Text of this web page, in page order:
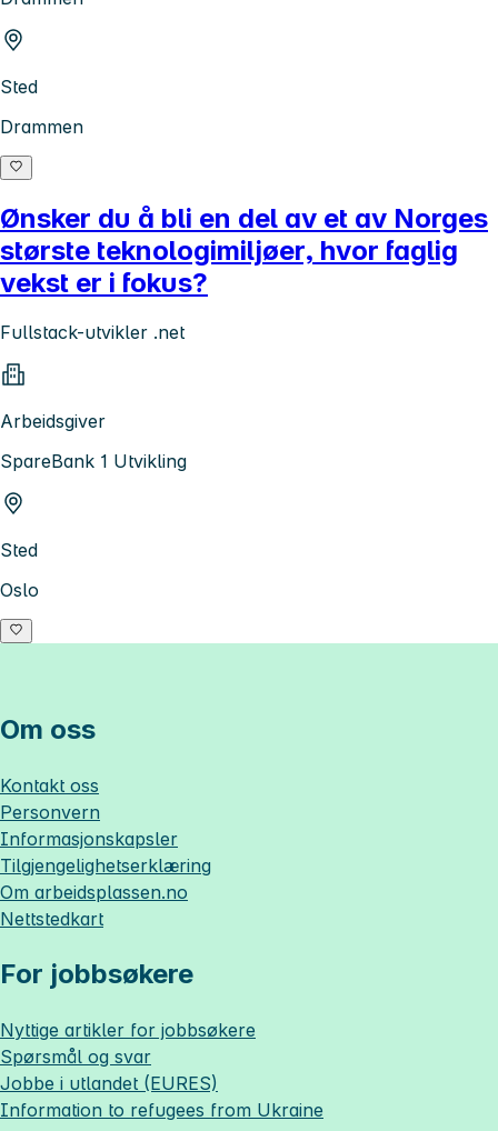
Sted
Drammen
Ønsker du å bli en del av et av Norges
største teknologimiljøer, hvor faglig
vekst er i fokus?
Fullstack-utvikler .net
Arbeidsgiver
SpareBank 1 Utvikling
Sted
Oslo
Om oss
Kontakt oss
Personvern
Informasjonskapsler
Tilgjengelighetserklæring
Om arbeidsplassen.no
Nettstedkart
For jobbsøkere
Nyttige artikler for jobbsøkere
Spørsmål og svar
Jobbe i utlandet (EURES)
Information to refugees from Ukraine